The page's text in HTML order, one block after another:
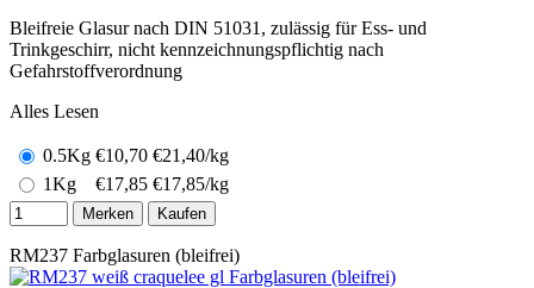
Bleifreie Glasur nach DIN 51031, zulässig für Ess- und
Trinkgeschirr, nicht kennzeichnungspflichtig nach
Gefahrstoffverordnung
Alles Lesen
0.5Kg €10,70 €21,40/kg
1Kg
€17,85 €17,85/kg
Merken Kaufen
RM237 Farbglasuren (bleifrei)